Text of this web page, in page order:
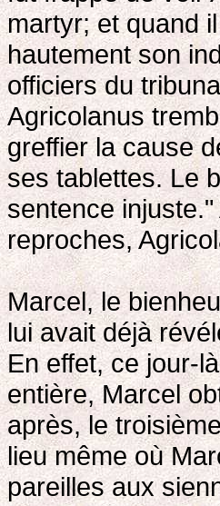
martyr; et quand
hautement son
officiers du
Agricolanus
greffier la cause
ses tablettes. Le
sentence
reproches,
Marcel, le
lui avait déjà
En effet, ce jour-
entière, Marcel
après, le
lieu même où
pareilles aux